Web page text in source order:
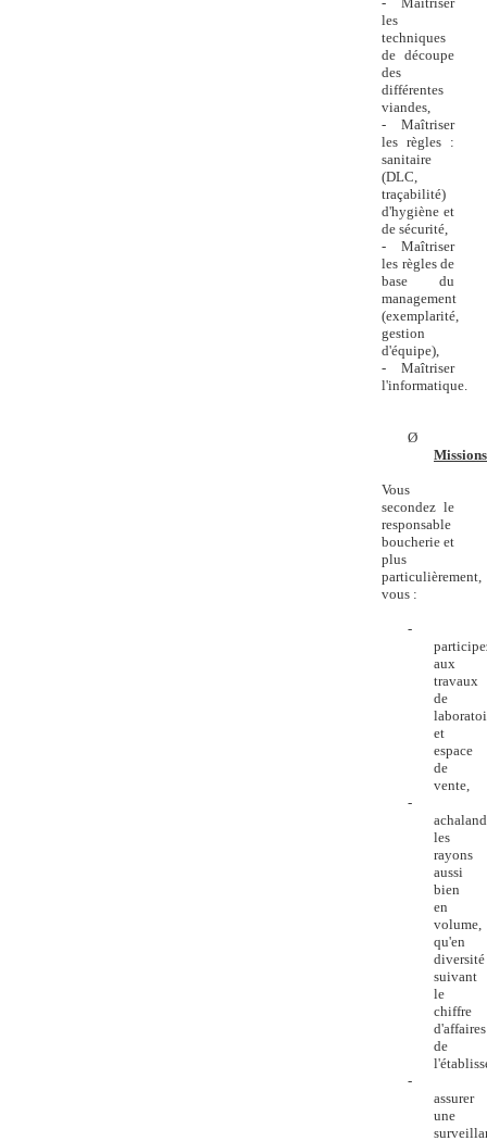
les
techniques
de découpe
des
différentes
viandes,
- Maîtriser
les règles :
sanitaire
(DLC,
traçabilité)
d'hygiène et
de sécurité,
- Maîtriser
les règles de
base du
management
(exemplarité,
gestion
d'équipe),
- Maîtriser
l'informatique.
Ø
Missions
Vous
secondez le
responsable
boucherie et
plus
particulièrement,
vous :
-
aux
travaux
de
et
espace
de
vente,
-
les
rayons
aussi
bien
en
volume,
qu'en
diversité
suivant
le
chiffre
d'affaires
de
-
assurer
une